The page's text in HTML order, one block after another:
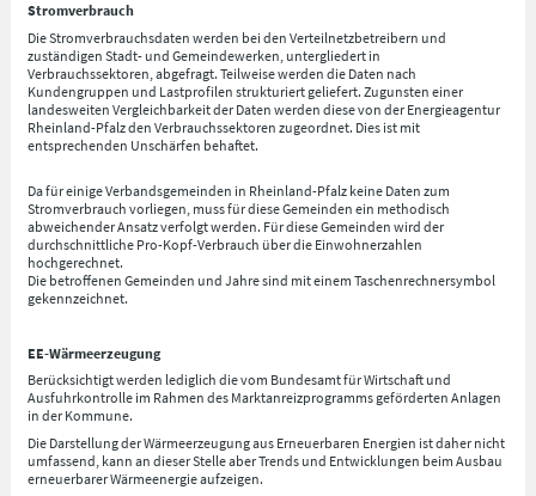
Stromverbrauch
Die Stromverbrauchsdaten werden bei den Verteilnetzbetreibern und
zuständigen Stadt- und Gemeindewerken, untergliedert in
Verbrauchssektoren, abgefragt. Teilweise werden die Daten nach
Kundengruppen und Lastprofilen strukturiert geliefert. Zugunsten einer
landesweiten Vergleichbarkeit der Daten werden diese von der Energieagentur
Rheinland-Pfalz den Verbrauchssektoren zugeordnet. Dies ist mit
entsprechenden Unschärfen behaftet.
Da für einige Verbandsgemeinden in Rheinland-Pfalz keine Daten zum
Stromverbrauch vorliegen, muss für diese Gemeinden ein methodisch
abweichender Ansatz verfolgt werden. Für diese Gemeinden wird der
durchschnittliche Pro-Kopf-Verbrauch über die Einwohnerzahlen
hochgerechnet.
Die betroffenen Gemeinden und Jahre sind mit einem Taschenrechnersymbol
gekennzeichnet.
EE-Wärmeerzeugung
Berücksichtigt werden lediglich die vom Bundesamt für Wirtschaft und
Ausfuhrkontrolle im Rahmen des Marktanreizprogramms geförderten Anlagen
in der Kommune.
Die Darstellung der Wärmeerzeugung aus Erneuerbaren Energien ist daher nicht
umfassend, kann an dieser Stelle aber Trends und Entwicklungen beim Ausbau
erneuerbarer Wärmeenergie aufzeigen.